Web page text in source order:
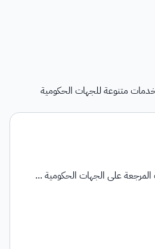
متنوعة للجهات الحكومية
على الجهات الحكومية ...